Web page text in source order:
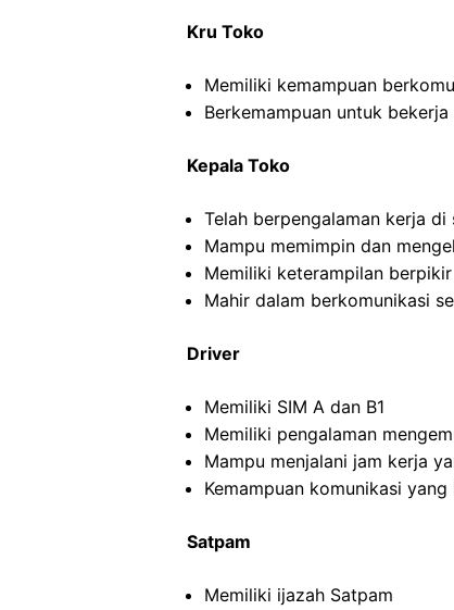
Kru Toko
Memiliki kemampuan
Berkemampuan untuk
Kepala Toko
Telah berpengalaman kerja
Mampu memimpin dan
Memiliki keterampilan
Mahir dalam berkomunikasi
Driver
Memiliki SIM A dan B1
Memiliki pengalaman
Mampu menjalani jam kerja
Kemampuan komunikasi yang
Satpam
Memiliki ijazah Satpam